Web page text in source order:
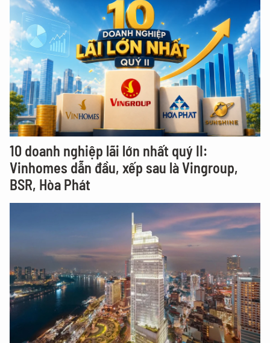
10 doanh nghiệp lãi lớn nhất quý II:
Vinhomes dẫn đầu, xếp sau là Vingroup,
BSR, Hòa Phát